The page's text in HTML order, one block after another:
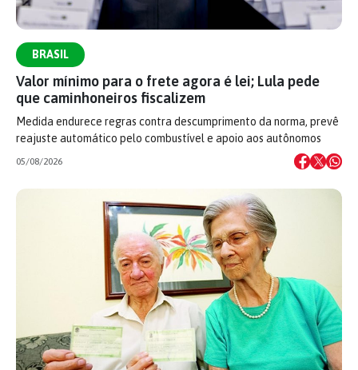
BRASIL
Valor mínimo para o frete agora é lei; Lula pede
que caminhoneiros fiscalizem
Medida endurece regras contra descumprimento da norma, prevê
reajuste automático pelo combustível e apoio aos autônomos
05/08/2026